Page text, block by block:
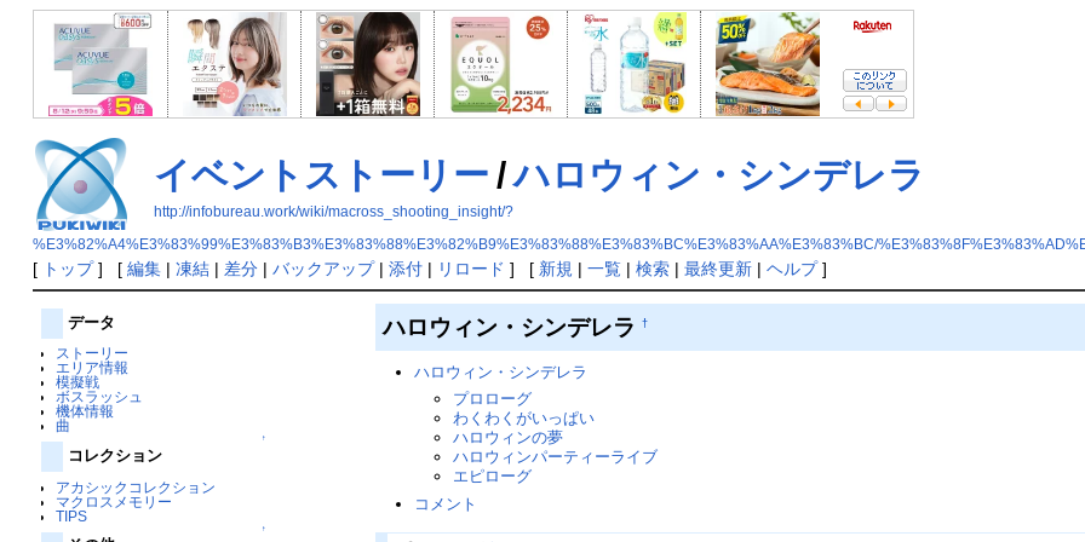
イベントストーリー /ハロウィン・シンデレラ
http://infobureau.work/wiki/macross_shooting_insight/?
%E3%82%A4%E3%83%99%E3%83%B3%E3%83%88%E3%82%B9%E3%83%88%E3%83%BC%E3%83%AA%E3%83%BC/
[ トップ] [ 編集| 凍結| 差分| バックアップ| 添付| リロード ] [ 新規 | 一覧| 検索| 最終更新| ヘルプ]
データ
ストーリー
エリア情報
模擬戦
ボスラッシュ
機体情報
曲
↑
コレクション
アカシックコレクション
マクロスメモリー
TIPS
↑
ハロウィン・シンデレラ†
ハロウィン・シンデレラ
プロローグ
わくわくがいっぱい
ハロウィンの夢
ハロウィンパーティーライブ
エピローグ
コメント